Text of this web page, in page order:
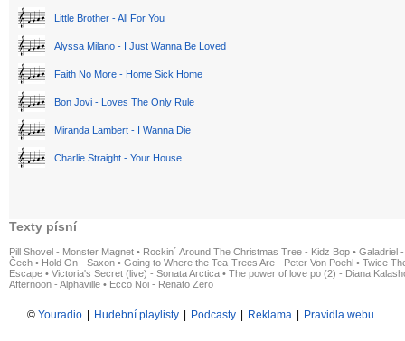
Little Brother - All For You
Alyssa Milano - I Just Wanna Be Loved
Faith No More - Home Sick Home
Bon Jovi - Loves The Only Rule
Miranda Lambert - I Wanna Die
Charlie Straight - Your House
Texty písní
Pill Shovel - Monster Magnet • Rockin´ Around The Christmas Tree - Kidz Bop • Galadriel
Čech • Hold On - Saxon • Going to Where the Tea-Trees Are - Peter Von Poehl • Twice
Escape • Victoria's Secret (live) - Sonata Arctica • The power of love po (2) - Diana
Afternoon - Alphaville • Ecco Noi - Renato Zero
© Youradio | Hudební playlisty | Podcasty | Reklama | Pravidla webu